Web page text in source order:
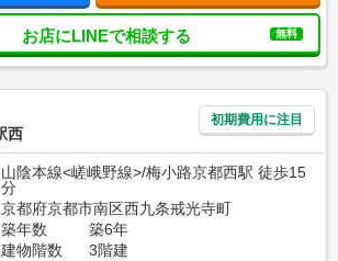
お店にLINEで相談する 無料
西
初期費用に注目
山陰本線<嵯峨野線>/梅小路京都西駅 徒歩15
分
京都府京都市南区西九条戒光寺町
築年数
築6年
建物階数
3階建